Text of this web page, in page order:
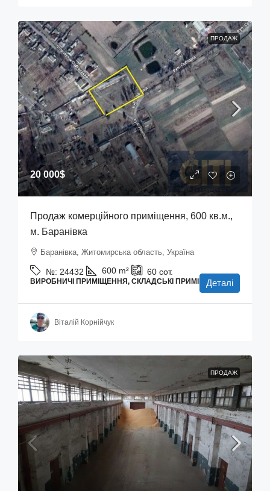
ПРОДАЖ
20 000$
Продаж комерційного приміщення, 600 кв.м.,
м. Баранівка
Баранівка, Житомирська область, Україна
№: 24432 600 m² 60 сот.
ВИРОБНИЧІ ПРИМІЩЕННЯ, СКЛАДСЬКІ ПРИМІЩЕННЯ
Деталі
Віталій Корнійчук
ПРОДАЖ